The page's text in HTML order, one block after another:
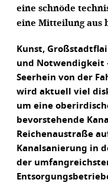
eine schnöde
eine Mitteilung aus
Kunst,
und Notwendigkeit
Seerhein von der
wird aktuell viel
um eine
bevorstehende
Reichenaustraße
Kanalsanierung in
der